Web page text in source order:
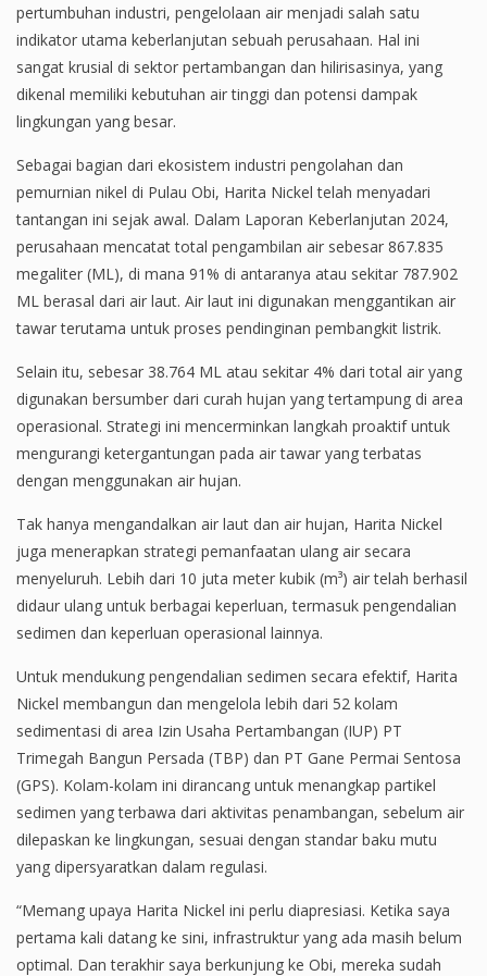
pertumbuhan industri, pengelolaan air menjadi salah satu
indikator utama keberlanjutan sebuah perusahaan. Hal ini
sangat krusial di sektor pertambangan dan hilirisasinya, yang
dikenal memiliki kebutuhan air tinggi dan potensi dampak
lingkungan yang besar.
Sebagai bagian dari ekosistem industri pengolahan dan
pemurnian nikel di Pulau Obi, Harita Nickel telah menyadari
tantangan ini sejak awal. Dalam Laporan Keberlanjutan 2024,
perusahaan mencatat total pengambilan air sebesar 867.835
megaliter (ML), di mana 91% di antaranya atau sekitar 787.902
ML berasal dari air laut. Air laut ini digunakan menggantikan air
tawar terutama untuk proses pendinginan pembangkit listrik.
Selain itu, sebesar 38.764 ML atau sekitar 4% dari total air yang
digunakan bersumber dari curah hujan yang tertampung di area
operasional. Strategi ini mencerminkan langkah proaktif untuk
mengurangi ketergantungan pada air tawar yang terbatas
dengan menggunakan air hujan.
Tak hanya mengandalkan air laut dan air hujan, Harita Nickel
juga menerapkan strategi pemanfaatan ulang air secara
menyeluruh. Lebih dari 10 juta meter kubik (m³) air telah berhasil
didaur ulang untuk berbagai keperluan, termasuk pengendalian
sedimen dan keperluan operasional lainnya.
Untuk mendukung pengendalian sedimen secara efektif, Harita
Nickel membangun dan mengelola lebih dari 52 kolam
sedimentasi di area Izin Usaha Pertambangan (IUP) PT
Trimegah Bangun Persada (TBP) dan PT Gane Permai Sentosa
(GPS). Kolam-kolam ini dirancang untuk menangkap partikel
sedimen yang terbawa dari aktivitas penambangan, sebelum air
dilepaskan ke lingkungan, sesuai dengan standar baku mutu
yang dipersyaratkan dalam regulasi.
“Memang upaya Harita Nickel ini perlu diapresiasi. Ketika saya
pertama kali datang ke sini, infrastruktur yang ada masih belum
optimal. Dan terakhir saya berkunjung ke Obi, mereka sudah